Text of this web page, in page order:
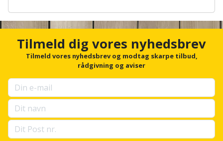
grus
Skruer,
bolte
møtrikker
Skunklem
Søm
Murerværktøj
Nedstryger
Nøgleværktøj
Økse
Oliekande
Fugtmåler
Gipsskruemaskine
Girafsliber
tilbehør
Høvl
Haveredskaber
Haveslange
tilbehør
Havetilbehør
Hegn
c
r
u
p
s
e
l
Tilmeld dig vores nyhedsbrev
Tilmeld vores nyhedsbrev og modtag skarpe tilbud,
rådgivning og aviser